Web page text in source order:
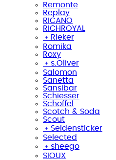
Remonte
Replay
RICANO
RICHROYAL
﹢ Rieker
Romika
Roxy
﹢ s.Oliver
Salomon
Sanetta
Sansibar
Schiesser
Schöffel
Scotch & Soda
Scout
﹢ Seidensticker
Selected
﹢ sheego
SIOUX